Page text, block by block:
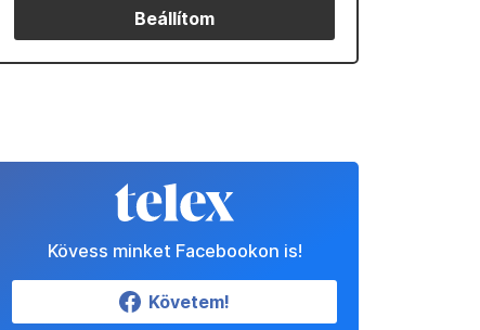
Beállítom
Kövess minket Facebookon is!
Követem!